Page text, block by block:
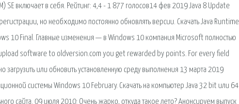
SE включает в себя. Рейтинг: 4,4 - 1 877 голосов14 фев 2019 Java 8 Update
но необходимо постоянно обновлять версии. Скачать Java Runtime
10 Final. Главные изменения — в Windows 10 компания Microsoft полностью
software to oldversion.com you get rewarded by points. For every field
или обновить установленную среду выполнения 13 марта 2019
системы Windows 10 February. Скачать на компьютер Java 32 bit или 64
сайта. 09 июля 2010: Очень жарко, откуда такое лето? Анонсируем выпуск